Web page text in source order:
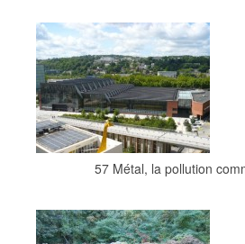
57 Métal, la pollution